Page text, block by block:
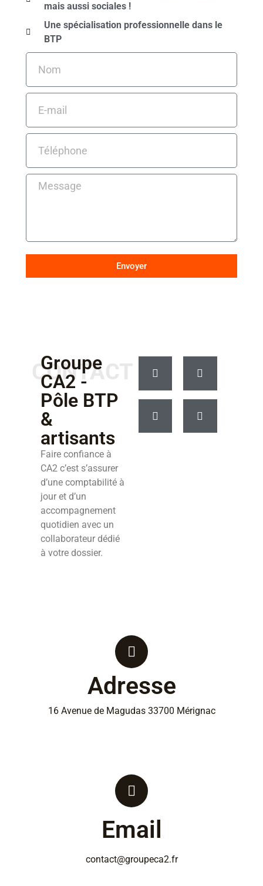
mais aussi sociales !
Une spécialisation professionnelle dans le
BTP
Envoyer
CONTACT
Groupe
CA2 -
Pôle BTP
&
artisants
Faire confiance à
CA2 c’est s’assurer
d’une comptabilité à
jour et d’un
accompagnement
quotidien avec un
collaborateur dédié
à votre dossier.
Adresse
16 Avenue de Magudas 33700 Mérignac
Email
contact@groupeca2.fr